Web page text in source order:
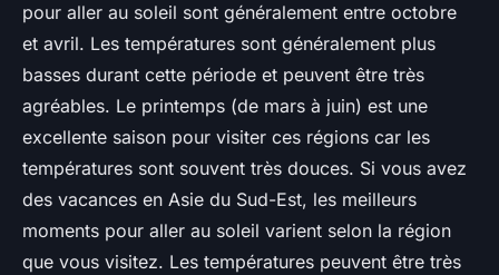
pour aller au soleil sont généralement entre octobre
et avril. Les températures sont généralement plus
basses durant cette période et peuvent être très
agréables. Le printemps (de mars à juin) est une
excellente saison pour visiter ces régions car les
températures sont souvent très douces. Si vous avez
des vacances en Asie du Sud-Est, les meilleurs
moments pour aller au soleil varient selon la région
que vous visitez. Les températures peuvent être très